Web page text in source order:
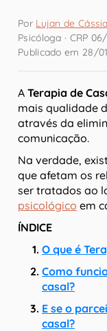
Por Lujan de
Psicóloga · CRP
Publicado em 28/
A Terapia de
mais qualidade
através da
comunicação.
Na verdade,
que afetam os
ser tratados ao
psicológico em
ÍNDICE
O que é
Como
casal?
E se o
casal?